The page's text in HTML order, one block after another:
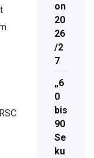
on
20
26
/2
7
„6
0
bis
90
Se
ku